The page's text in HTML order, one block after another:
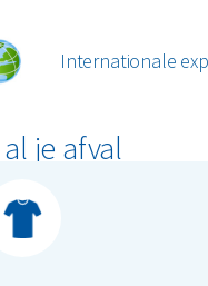
voor
Kies een
online via de
, die perfect
maken we
Internationale
je afval